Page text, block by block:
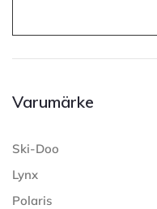
Varumärke
Ski-Doo
Lynx
Polaris